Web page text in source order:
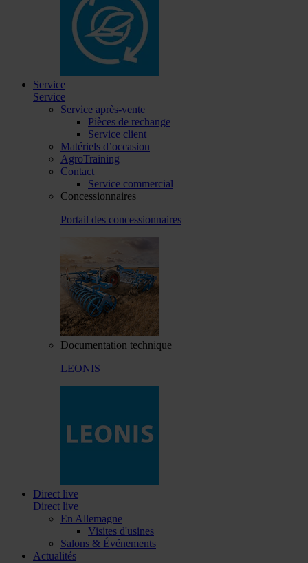
Service
Service
Service après-vente
Pièces de rechange
Service client
Matériels d’occasion
AgroTraining
Contact
Service commercial
Concessionnaires
Portail des concessionnaires
Documentation technique
LEONIS
Direct live
Direct live
En Allemagne
Visites d'usines
Salons & Événements
Actualités